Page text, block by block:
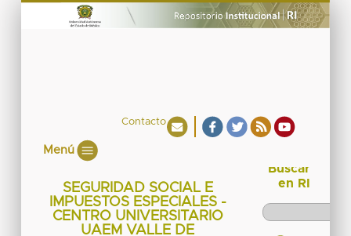
Contacto
Menú
SEGURIDAD SOCIAL E
IMPUESTOS ESPECIALES -
CENTRO UNIVERSITARIO
UAEM VALLE DE
Buscar
en RI